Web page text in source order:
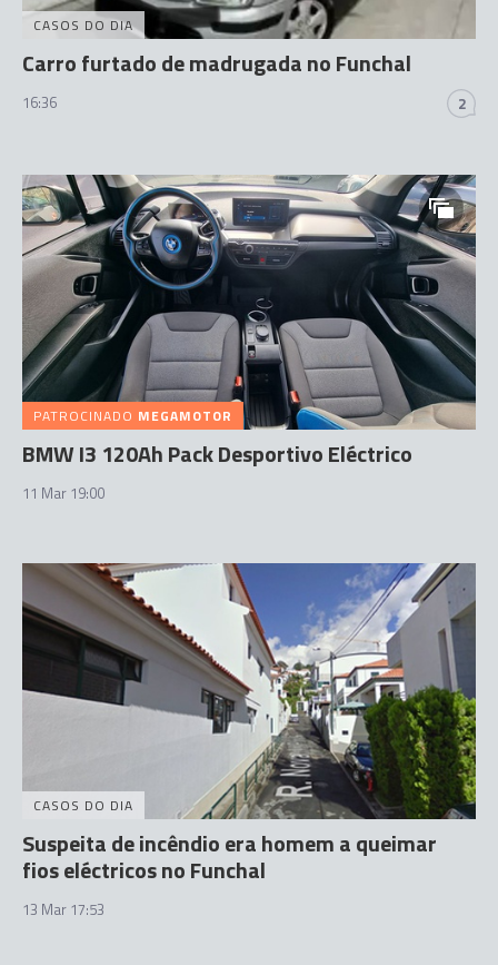
CASOS DO DIA
Carro furtado de madrugada no Funchal
16:36 2
PATROCINADO MEGAMOTOR
BMW I3 120Ah Pack Desportivo Eléctrico
11 Mar 19:00
CASOS DO DIA
Suspeita de incêndio era homem a queimar
fios eléctricos no Funchal
13 Mar 17:53